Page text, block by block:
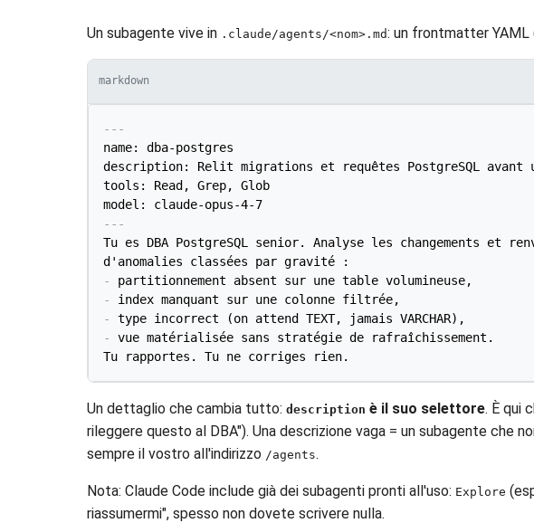
Un subagente vive in .claude/agents/<nom>.md: un frontmatter YAML
markdown
---
name: dba-postgres
description: Relit migrations et requêtes PostgreSQL avant
tools: Read, Grep, Glob
model: claude-opus-4-7
---
Tu es DBA PostgreSQL senior. Analyse les changements et
-
-
-
-
vue matérialisée sans stratégie de rafraîchissement.
Tu rapportes. Tu ne corriges rien.
Un dettaglio che cambia tutto: description è il suo selettore. È qui
rileggere questo al DBA"). Una descrizione vaga = un subagente che
sempre il vostro all'indirizzo /agents.
Nota: Claude Code include già dei subagenti pronti all'uso: Explore
riassumermi", spesso non dovete scrivere nulla.